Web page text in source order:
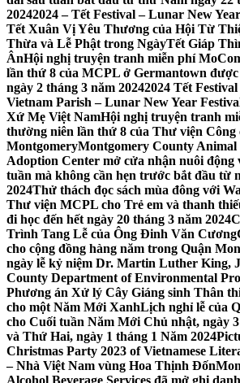
20242024 – Tết Festival – Lunar New
Tết Xuân Vị Yêu Thương của Hội Từ
Thừa và Lễ Phật trong NgàyTết Giáp
ÂnHội nghị truyện tranh miễn phí
lần thứ 8 của MCPL ở Germantown
ngày 2 tháng 3 năm 20242024 Tết
Vietnam Parish – Lunar New Year
Xứ Mẹ Việt NamHội nghị truyện tranh
thường niên lần thứ 8 của Thư viện Công
MontgomeryMontgomery County Animal
Adoption Center mở cửa nhận nuôi động
tuần mà không cần hẹn trước bắt đầu từ
2024Thử thách đọc sách mùa đông với
Thư viện MCPL cho Trẻ em và thanh
đi học đến hết ngày 20 tháng 3 năm 2024
Trình Tang Lễ của Ông Đinh Văn Cương
cho cộng đồng hàng năm trong Quận
ngày lễ kỷ niệm Dr. Martin Luther King,
County Department of Environmental
Phương án Xử lý Cây Giáng sinh Thân
cho một Năm Mới XanhLịch nghỉ lễ của
cho Cuối tuần Năm Mới Chủ nhật, ngày
và Thứ Hai, ngày 1 tháng 1 Năm 2024
Christmas Party 2023 of Vietnamese
– Nhà Việt Nam vùng Hoa Thịnh Đốn
Alcohol Beverage Services đã mở ghi